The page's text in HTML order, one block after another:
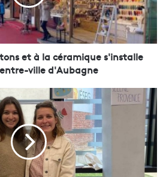
et à la céramique s'installe
ville d'Aubagne